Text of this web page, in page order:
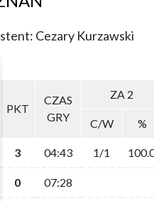
Cezary Kurzawski
PKT
CZAS
GRY
ZA 2
C/W %
3 04:43 1/1
0 07:28
PKT
CZAS
GRY
ZA 2
C/W %
3 04:43 1/1
0 07:28